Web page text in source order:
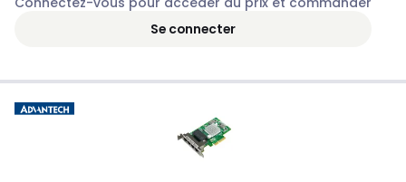
Se connecter